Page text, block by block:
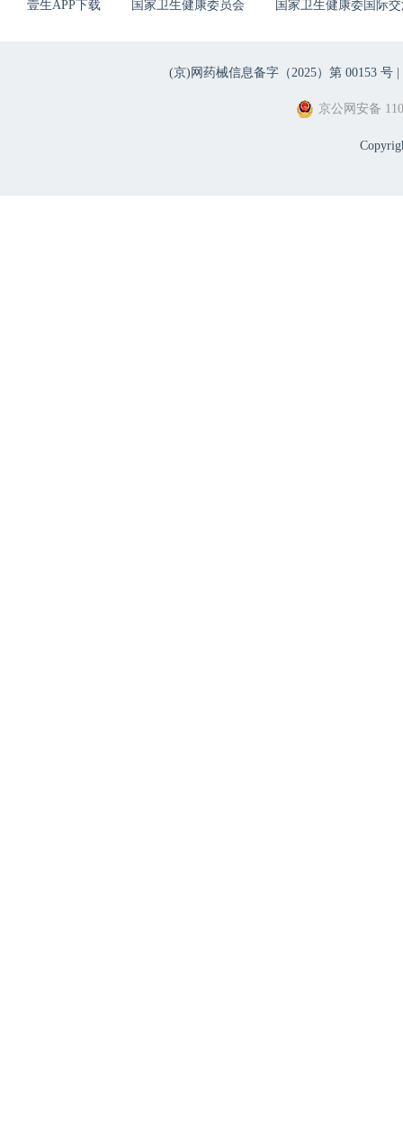
壹生APP下载 国家卫生健康委员会 国家卫生健康委国际
(京)网药械信息备字（2025）第 00153 号 |
京公网安备